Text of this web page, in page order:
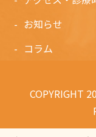
お知らせ
コラム
COPYRIGHT